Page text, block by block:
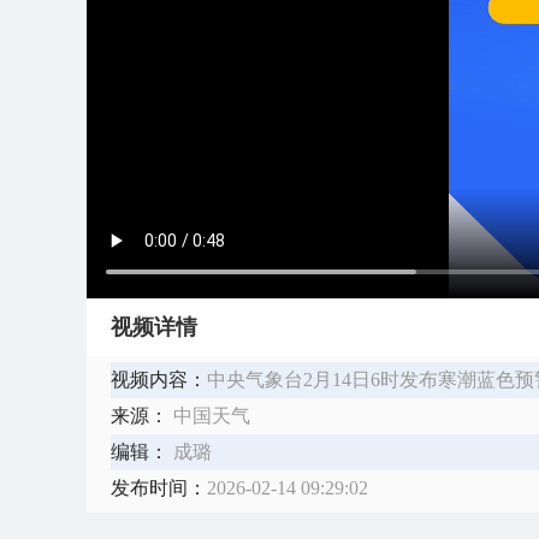
视频详情
视频内容： 中央气象台2月14日6时发布寒潮蓝色预
来源：
中国天气
编辑：
成璐
发布时间： 2026-02-14 09:29:02